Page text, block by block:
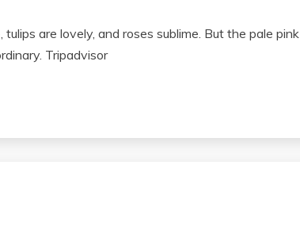
are lovely, and roses sublime. But the pale pink
Tripadvisor